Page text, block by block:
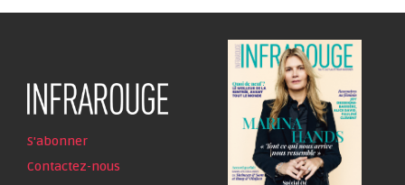
S'abonner
Contactez-nous